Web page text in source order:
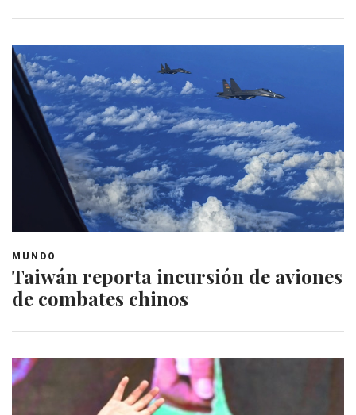
MUNDO
Taiwán reporta incursión de aviones
de combates chinos